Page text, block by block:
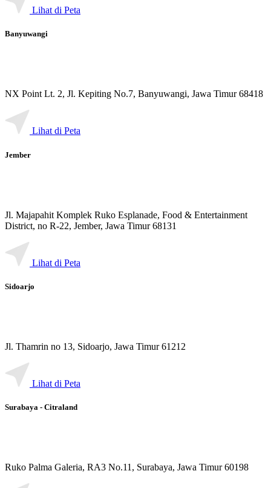
Lihat di Peta
Banyuwangi
NX Point Lt. 2, Jl. Kepiting No.7, Banyuwangi, Jawa Timur 68418
Lihat di Peta
Jember
Jl. Majapahit Komplek Ruko Esplanade, Food & Entertainment
District, no R-22, Jember, Jawa Timur 68131
Lihat di Peta
Sidoarjo
Jl. Thamrin no 13, Sidoarjo, Jawa Timur 61212
Lihat di Peta
Surabaya - Citraland
Ruko Palma Galeria, RA3 No.11, Surabaya, Jawa Timur 60198